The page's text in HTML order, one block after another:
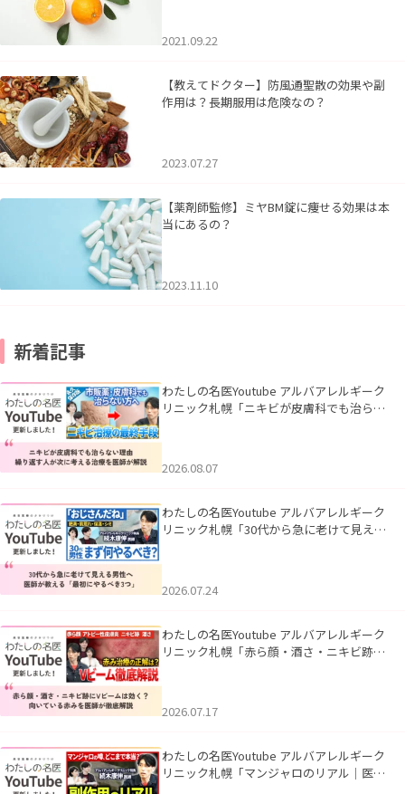
2021.09.22
【教えてドクター】防風通聖散の効果や副
作用は？長期服用は危険なの？
2023.07.27
【薬剤師監修】ミヤBM錠に痩せる効果は本
当にあるの？
2023.11.10
新着記事
わたしの名医Youtube アルバアレルギーク
リニック札幌「ニキビが皮膚科でも治らな
2026.08.07
わたしの名医Youtube アルバアレルギーク
リニック札幌「30代から急に老けて見える
2026.07.24
わたしの名医Youtube アルバアレルギーク
リニック札幌「赤ら顔・酒さ・ニキビ跡に
2026.07.17
わたしの名医Youtube アルバアレルギーク
リニック札幌「マンジャロのリアル｜医師